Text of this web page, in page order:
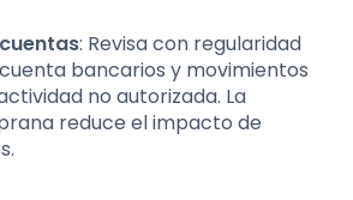
: Revisa con regularidad
bancarios y movimientos
no autorizada. La
reduce el impacto de